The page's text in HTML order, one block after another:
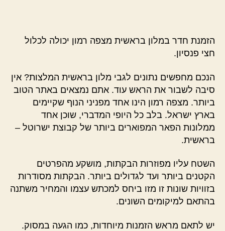
הזמנת חדר במלון בראשית מצפה רמון יכולה לכלול
חצי פנסיון.
הנכם מחפשים נתונים לגבי מלון בראשית המלצות? אין
סיבה לשבור את הראש עוד. אתם נמצאים באתר הטוב
ביותר. מצפה רמון הינו אחד מפניני הנוף שקיימים
בארץ ישראל. בלב כל היופי המדברי, שוכן אחד
ממלונות הפאר המפוארים ביותר של קבוצת ישרוטל –
בראשית.
השטח עליו מפוזרות הבקתות, מושקע מהפרטים
הקטנים ביותר ועד לגדולים ביותר. הבקתות מסודרות
בזוויות שונות זו מזו ביחס למכתש עצמו והמחיר משתנה
בהתאם למיקומים השונים.
יש לתאם מראש הזמנות מיוחדות, כמו הגעה במסוק.